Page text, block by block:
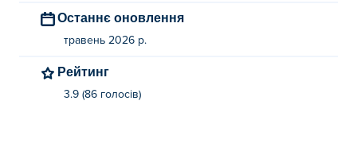
Чи можу я грати в Jelly Well на мобільних
У гру Jelly Well можна грати на комп'ютері та
Останнє оновлення
травень 2026 р.
Рейтинг
3.9 (86 голосів)